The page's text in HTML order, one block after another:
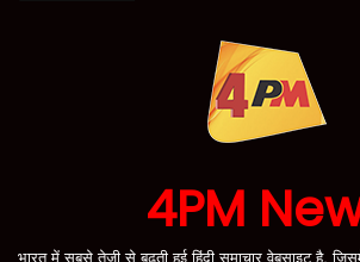
4PM
भारत में सबसे तेजी से बढ़ती हुई हिंदी समाचार वेबसाइट है,